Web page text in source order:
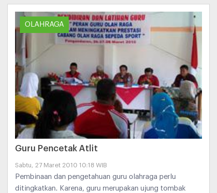
OLAHRAGA
Guru Pencetak Atlit
Sabtu, 27 Maret 2010 10:18 WIB
Pembinaan dan pengetahuan guru olahraga perlu
ditingkatkan. Karena, guru merupakan ujung tombak